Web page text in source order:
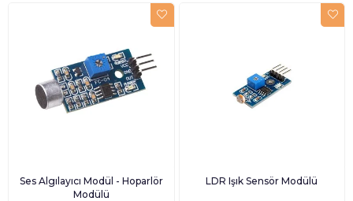
Ses Algılayıcı Modül - Hoparlör
Modülü
LDR Işık Sensör Modülü